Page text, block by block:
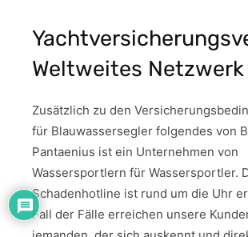
Weltweites Netzwerk
Zusätzlich zu den
für Blauwassersegler folgendes von
Pantaenius ist ein Unternehmen von
Wassersportlern für Wassersportler.
Schadenhotline ist rund um die Uhr
Fall der Fälle erreichen unsere